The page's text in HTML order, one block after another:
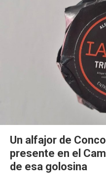
Un alfajor de
presente en el
de esa golosina